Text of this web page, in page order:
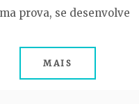
prova, se desenvolve
MAIS